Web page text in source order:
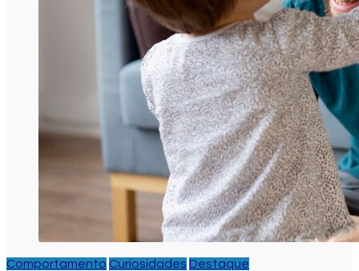
Comportamento Curiosidades Destaque